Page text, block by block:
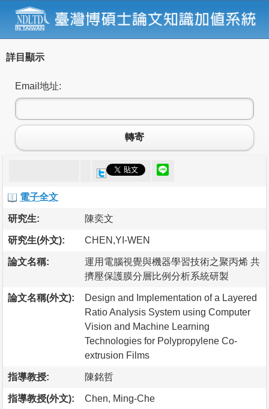
詳目顯示
Email地址:
轉寄
電子全文
研究生: 陳奕文
研究生(外文): CHEN,YI-WEN
論文名稱:
運用電腦視覺與機器學習技術之聚丙烯 共
擠壓保護膜分層比例分析系統研製
論文名稱(外文):
Design and Implementation of a Layered
Ratio Analysis System using Computer
Vision and Machine Learning
Technologies for Polypropylene Co-
extrusion Films
指導教授: 陳銘哲
指導教授(外文): Chen, Ming-Che